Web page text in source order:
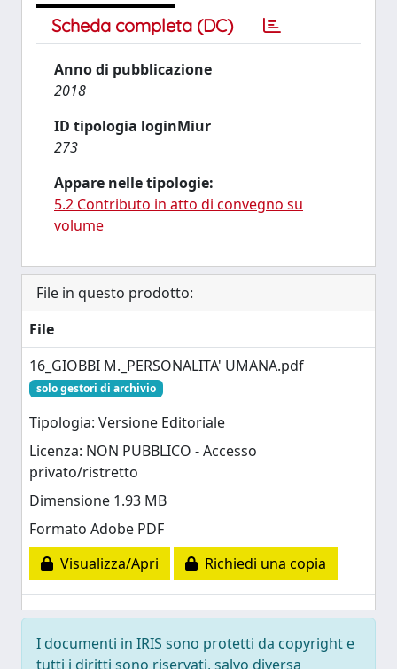
Scheda completa (DC)
Anno di pubblicazione
2018
ID tipologia loginMiur
273
Appare nelle tipologie:
5.2 Contributo in atto di convegno su
volume
File in questo prodotto:
File
16_GIOBBI M._PERSONALITA' UMANA.pdf
solo gestori di archivio
Tipologia: Versione Editoriale
Licenza: NON PUBBLICO - Accesso
privato/ristretto
Dimensione 1.93 MB
Formato Adobe PDF
Visualizza/Apri
Richiedi una copia
I documenti in IRIS sono protetti da copyright e
tutti i diritti sono riservati, salvo diversa